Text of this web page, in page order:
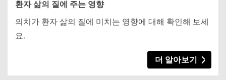
환자 삶의 질에 주는 영향
의치가 환자 삶의 질에 미치는 영향에 대해 확인해 보세
요.
더 알아보기